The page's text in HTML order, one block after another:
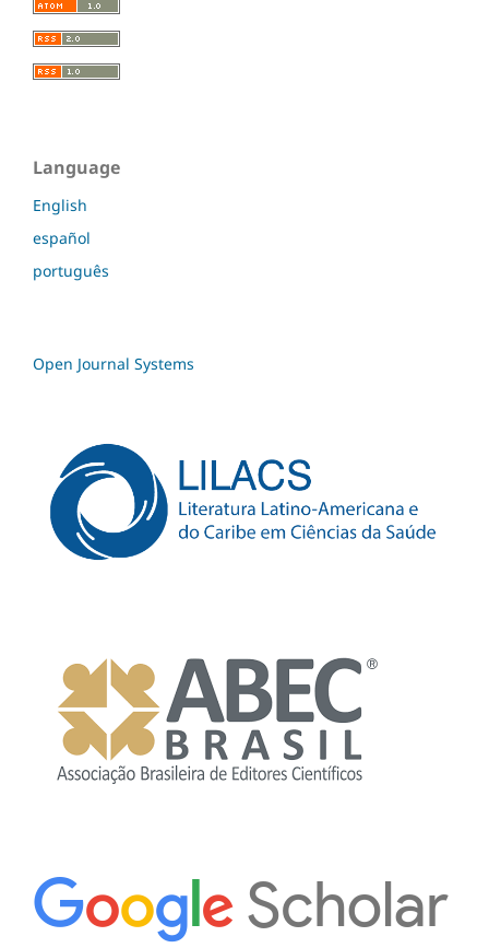
Language
English
español
português
Open Journal Systems